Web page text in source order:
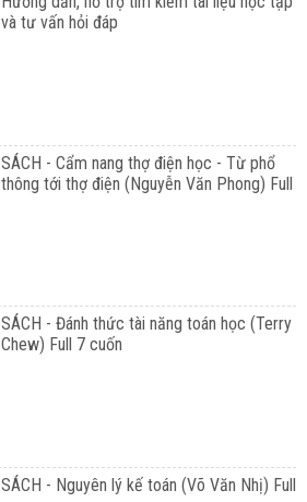
và tư vấn hỏi đáp
SÁCH - Cẩm nang thợ điện học - Từ phổ
thông tới thợ điện (Nguyễn Văn Phong) Full
SÁCH - Đánh thức tài năng toán học (Terry
Chew) Full 7 cuốn
SÁCH - Nguyên lý kế toán (Võ Văn Nhị) Full